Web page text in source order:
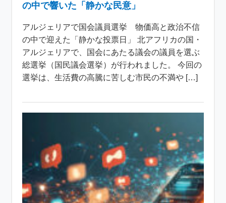
の中で響いた「静かな民意」
アルジェリアで国会議員選挙 物価高と政治不信
の中で迎えた「静かな投票日」 北アフリカの国・
アルジェリアで、国会にあたる議会の議員を選ぶ
総選挙（国民議会選挙）が行われました。 今回の
選挙は、生活費の高騰に苦しむ市民の不満や […]